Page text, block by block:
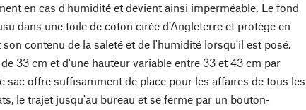
en cas d'humidité et devient ainsi imperméable. Le fond
dans une toile de coton cirée d'Angleterre et protège en
son contenu de la saleté et de l'humidité lorsqu'il est posé.
33 cm et d'une hauteur variable entre 33 et 43 cm par
sac offre suffisamment de place pour les affaires de tous les
le trajet jusqu'au bureau et se ferme par un bouton-